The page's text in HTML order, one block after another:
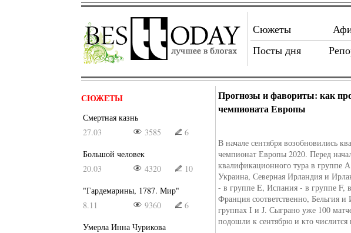
Сюжеты
Посты дня
СЮЖЕТЫ
Смертная казнь
27.03
3585
6
Большой человек
20.03
4320
10
"Гардемарины, 1787. Мир"
8.11
9360
6
Умерла Инна Чурикова
Прогнозы и фавориты: как
чемпионата Европы
В начале сентября возобновились
чемпионат Европы 2020. Перед
квалификационного тура в группе
Украина, Северная Ирландия и
- в группе E, Испания - в группе F,
Франция соответственно, Бельгия и
группах I и J. Сыграно уже 100
подошли к сентябрю и кто числится